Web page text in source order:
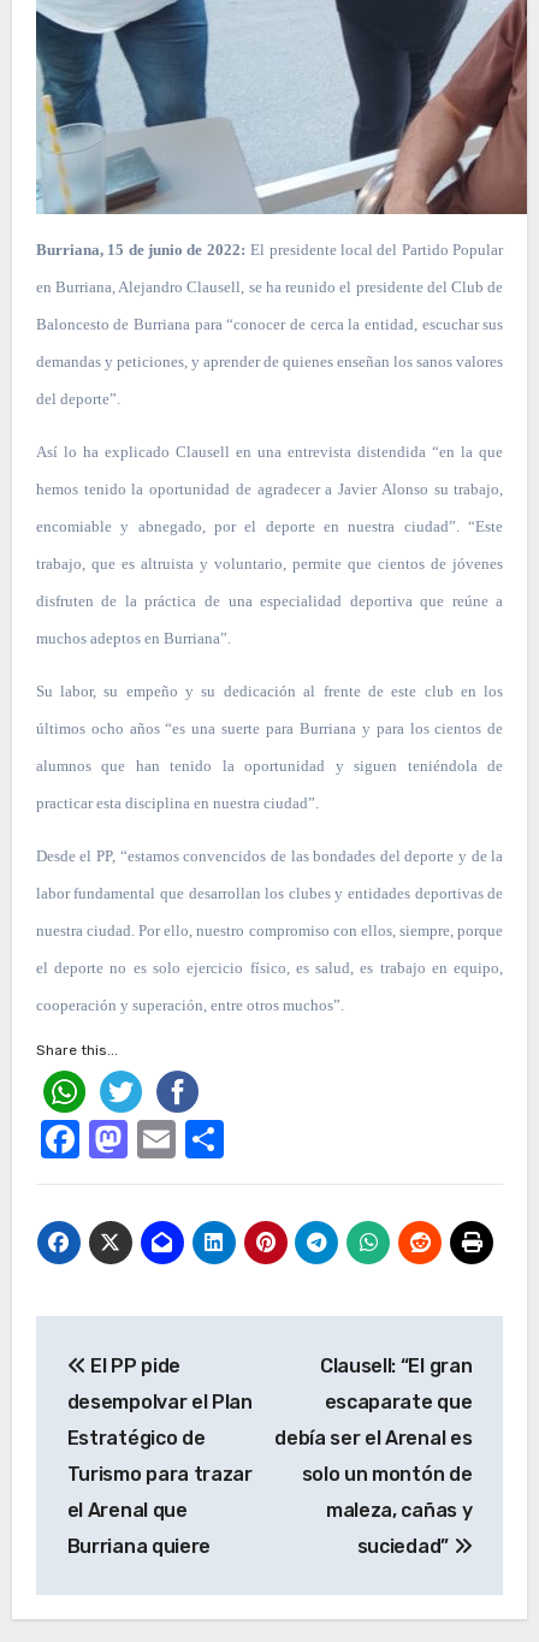
Burriana, 15 de junio de 2022: El presidente local del Partido Popular
en Burriana, Alejandro Clausell, se ha reunido el presidente del Club de
Baloncesto de Burriana para “conocer de cerca la entidad, escuchar sus
demandas y peticiones, y aprender de quienes enseñan los sanos valores
del deporte”.
Así lo ha explicado Clausell en una entrevista distendida “en la que
hemos tenido la oportunidad de agradecer a Javier Alonso su trabajo,
encomiable y abnegado, por el deporte en nuestra ciudad”. “Este
trabajo, que es altruista y voluntario, permite que cientos de jóvenes
disfruten de la práctica de una especialidad deportiva que reúne a
muchos adeptos en Burriana”.
Su labor, su empeño y su dedicación al frente de este club en los
últimos ocho años “es una suerte para Burriana y para los cientos de
alumnos que han tenido la oportunidad y siguen teniéndola de
practicar esta disciplina en nuestra ciudad”.
Desde el PP, “estamos convencidos de las bondades del deporte y de la
labor fundamental que desarrollan los clubes y entidades deportivas de
nuestra ciudad. Por ello, nuestro compromiso con ellos, siempre, porque
el deporte no es solo ejercicio físico, es salud, es trabajo en equipo,
cooperación y superación, entre otros muchos”.
Share this...
Facebook
Mastodon
EmailCompartir
de
entradas
El PP pide
desempolvar el Plan
Estratégico de
Turismo para trazar
el Arenal que
Burriana quiere
Clausell: “El gran
escaparate que
debía ser el Arenal es
solo un montón de
maleza, cañas y
suciedad”